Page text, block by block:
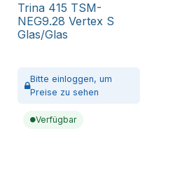
Trina 415 TSM-
NEG9.28 Vertex S
Glas/Glas
Bitte einloggen, um
Preise zu sehen
Verfügbar